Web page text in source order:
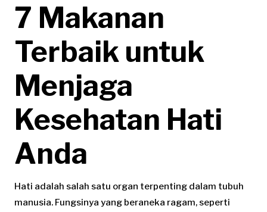
7 Makanan
Terbaik untuk
Menjaga
Kesehatan Hati
Anda
Hati adalah salah satu organ terpenting dalam tubuh
manusia. Fungsinya yang beraneka ragam, seperti